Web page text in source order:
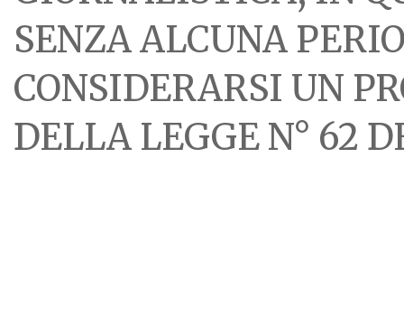
SENZA ALCUNA
CONSIDERARSI UN
DELLA LEGGE N° 62